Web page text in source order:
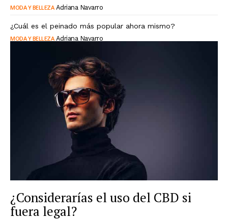
MODA Y BELLEZA Adriana Navarro
¿Cuál es el peinado más popular ahora mismo?
MODA Y BELLEZA Adriana Navarro
¿Considerarías el uso del CBD si
fuera legal?